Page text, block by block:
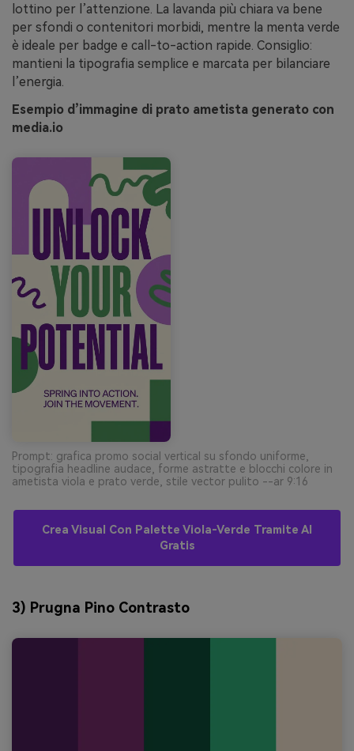
lottino per l’attenzione. La lavanda più chiara va bene
per sfondi o contenitori morbidi, mentre la menta verde
è ideale per badge e call-to-action rapide. Consiglio:
mantieni la tipografia semplice e marcata per bilanciare
l’energia.
Esempio d’immagine di prato ametista generato con
media.io
Prompt: grafica promo social vertical su sfondo uniforme,
tipografia headline audace, forme astratte e blocchi colore in
ametista viola e prato verde, stile vector pulito --ar 9:16
Crea Visual Con Palette Viola-Verde Tramite AI
Gratis
3) Prugna Pino Contrasto